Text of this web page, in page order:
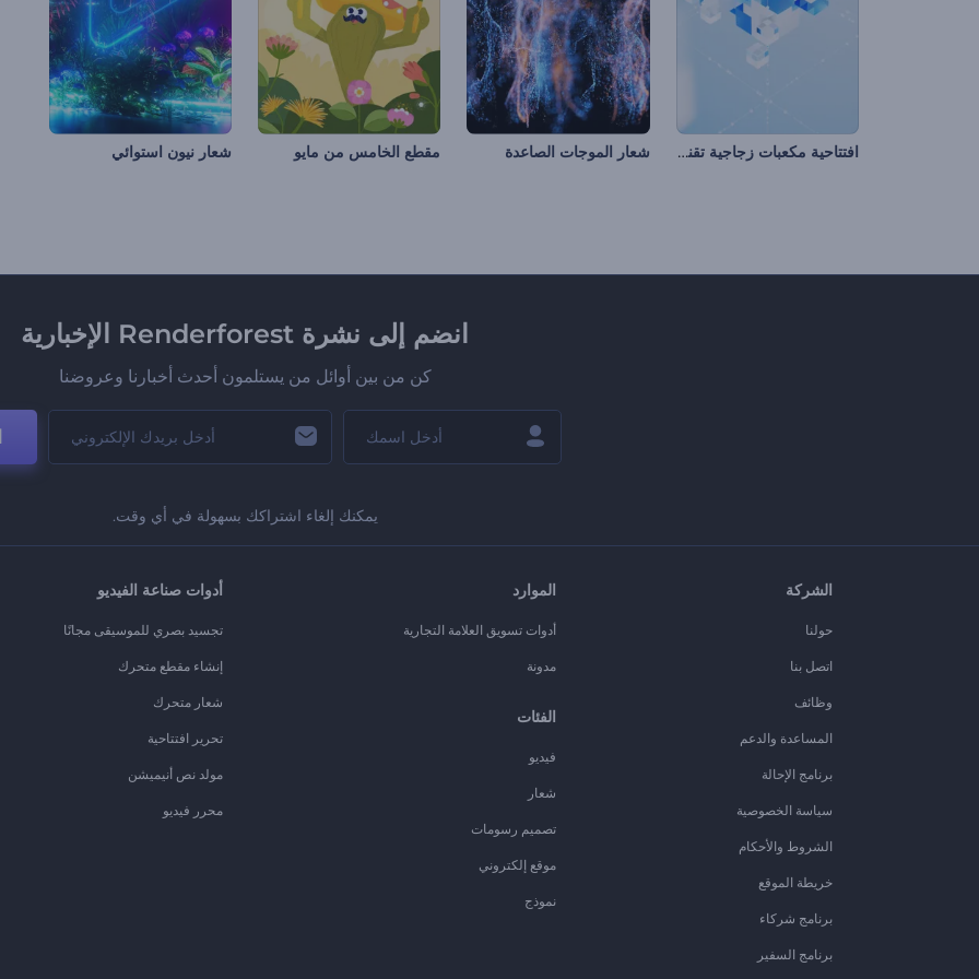
افتتاحية مكعبات زجاجية تقنية شعار الموجات الصاعدة مقطع الخامس من مايو شعار نيون استوائي
انضم إلى نشرة Renderforest الإخبارية
كن من بين أوائل من يستلمون أحدث أخبارنا وعروضنا
يمكنك إلغاء اشتراكك بسهولة في أي وقت.
الشركة
حولنا
اتصل بنا
وظائف
المساعدة والدعم
برنامج الإحالة
سياسة الخصوصية
الشروط والأحكام
خريطة الموقع
برنامج شركاء
برنامج السفير
الموارد
أدوات تسويق العلامة التجارية
مدونة
الفئات
فيديو
شعار
تصميم رسومات
موقع إلكتروني
نموذج
أدوات صناعة الفيديو
تجسيد بصري للموسيقى مجانًا
إنشاء مقطع متحرك
شعار متحرك
تحرير افتتاحية
مولد نص أنيميشن
محرر فيديو